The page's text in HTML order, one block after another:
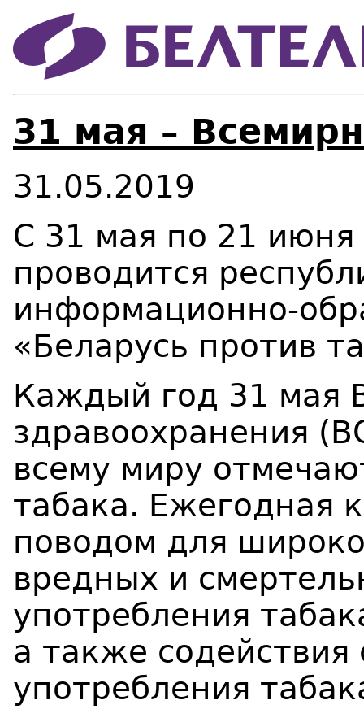
31 мая –
31.05.2019
С 31 мая по 21 июня
проводится
информационно-
«Беларусь против
Каждый год 31 мая
здравоохранения
всему миру
табака. Ежегодная
поводом для
вредных и
употребления
а также
употребления